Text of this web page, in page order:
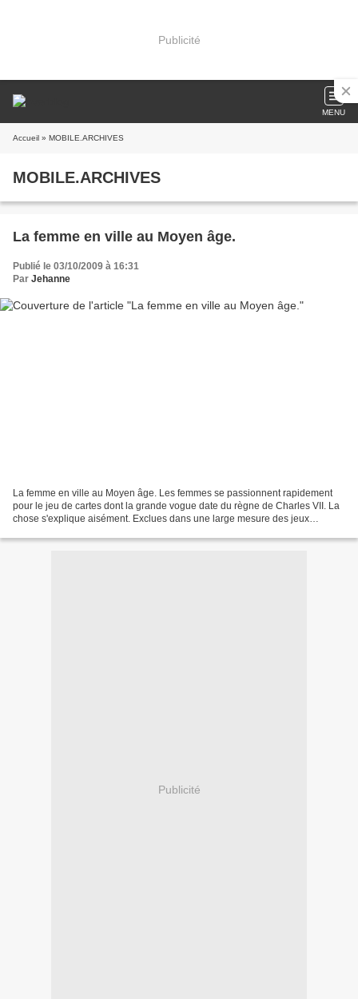
Publicité
MENU
Accueil » MOBILE.ARCHIVES
MOBILE.ARCHIVES
La femme en ville au Moyen âge.
Publié le 03/10/2009 à 16:31
Par Jehanne
La femme en ville au Moyen âge. Les femmes se passionnent rapidement
pour le jeu de cartes dont la grande vogue date du règne de Charles VII. La
chose s'explique aisément. Exclues dans une large mesure des jeux
Publicité